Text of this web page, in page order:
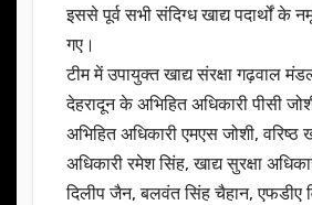
इससे पूर्व सभी संदिग्ध खाद्य पदार्थों के
गए।
टीम में उपायुक्त खाद्य संरक्षा गढ़वाल
देहरादून के अभिहित अधिकारी पीसी
अभिहित अधिकारी एमएस जोशी, वरिष्ठ
अधिकारी रमेश सिंह, खाद्य सुरक्षा
दिलीप जैन, बलवंत सिंह चैहान,